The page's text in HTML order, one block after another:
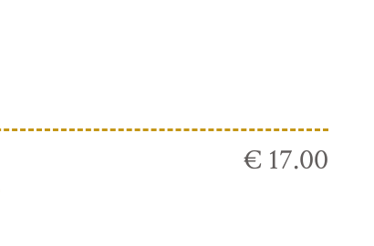
€ 17.00